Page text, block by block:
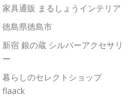
家具通販 まるしょうインテリア
徳島県徳島市
新宿 銀の蔵 シルバーアクセサリ
ー
暮らしのセレクトショップ
flaack